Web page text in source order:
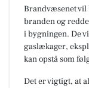
Brandvæsenet vil
branden og
i bygningen. De
gaslækager,
kan opstå som
Det er vigtigt, at